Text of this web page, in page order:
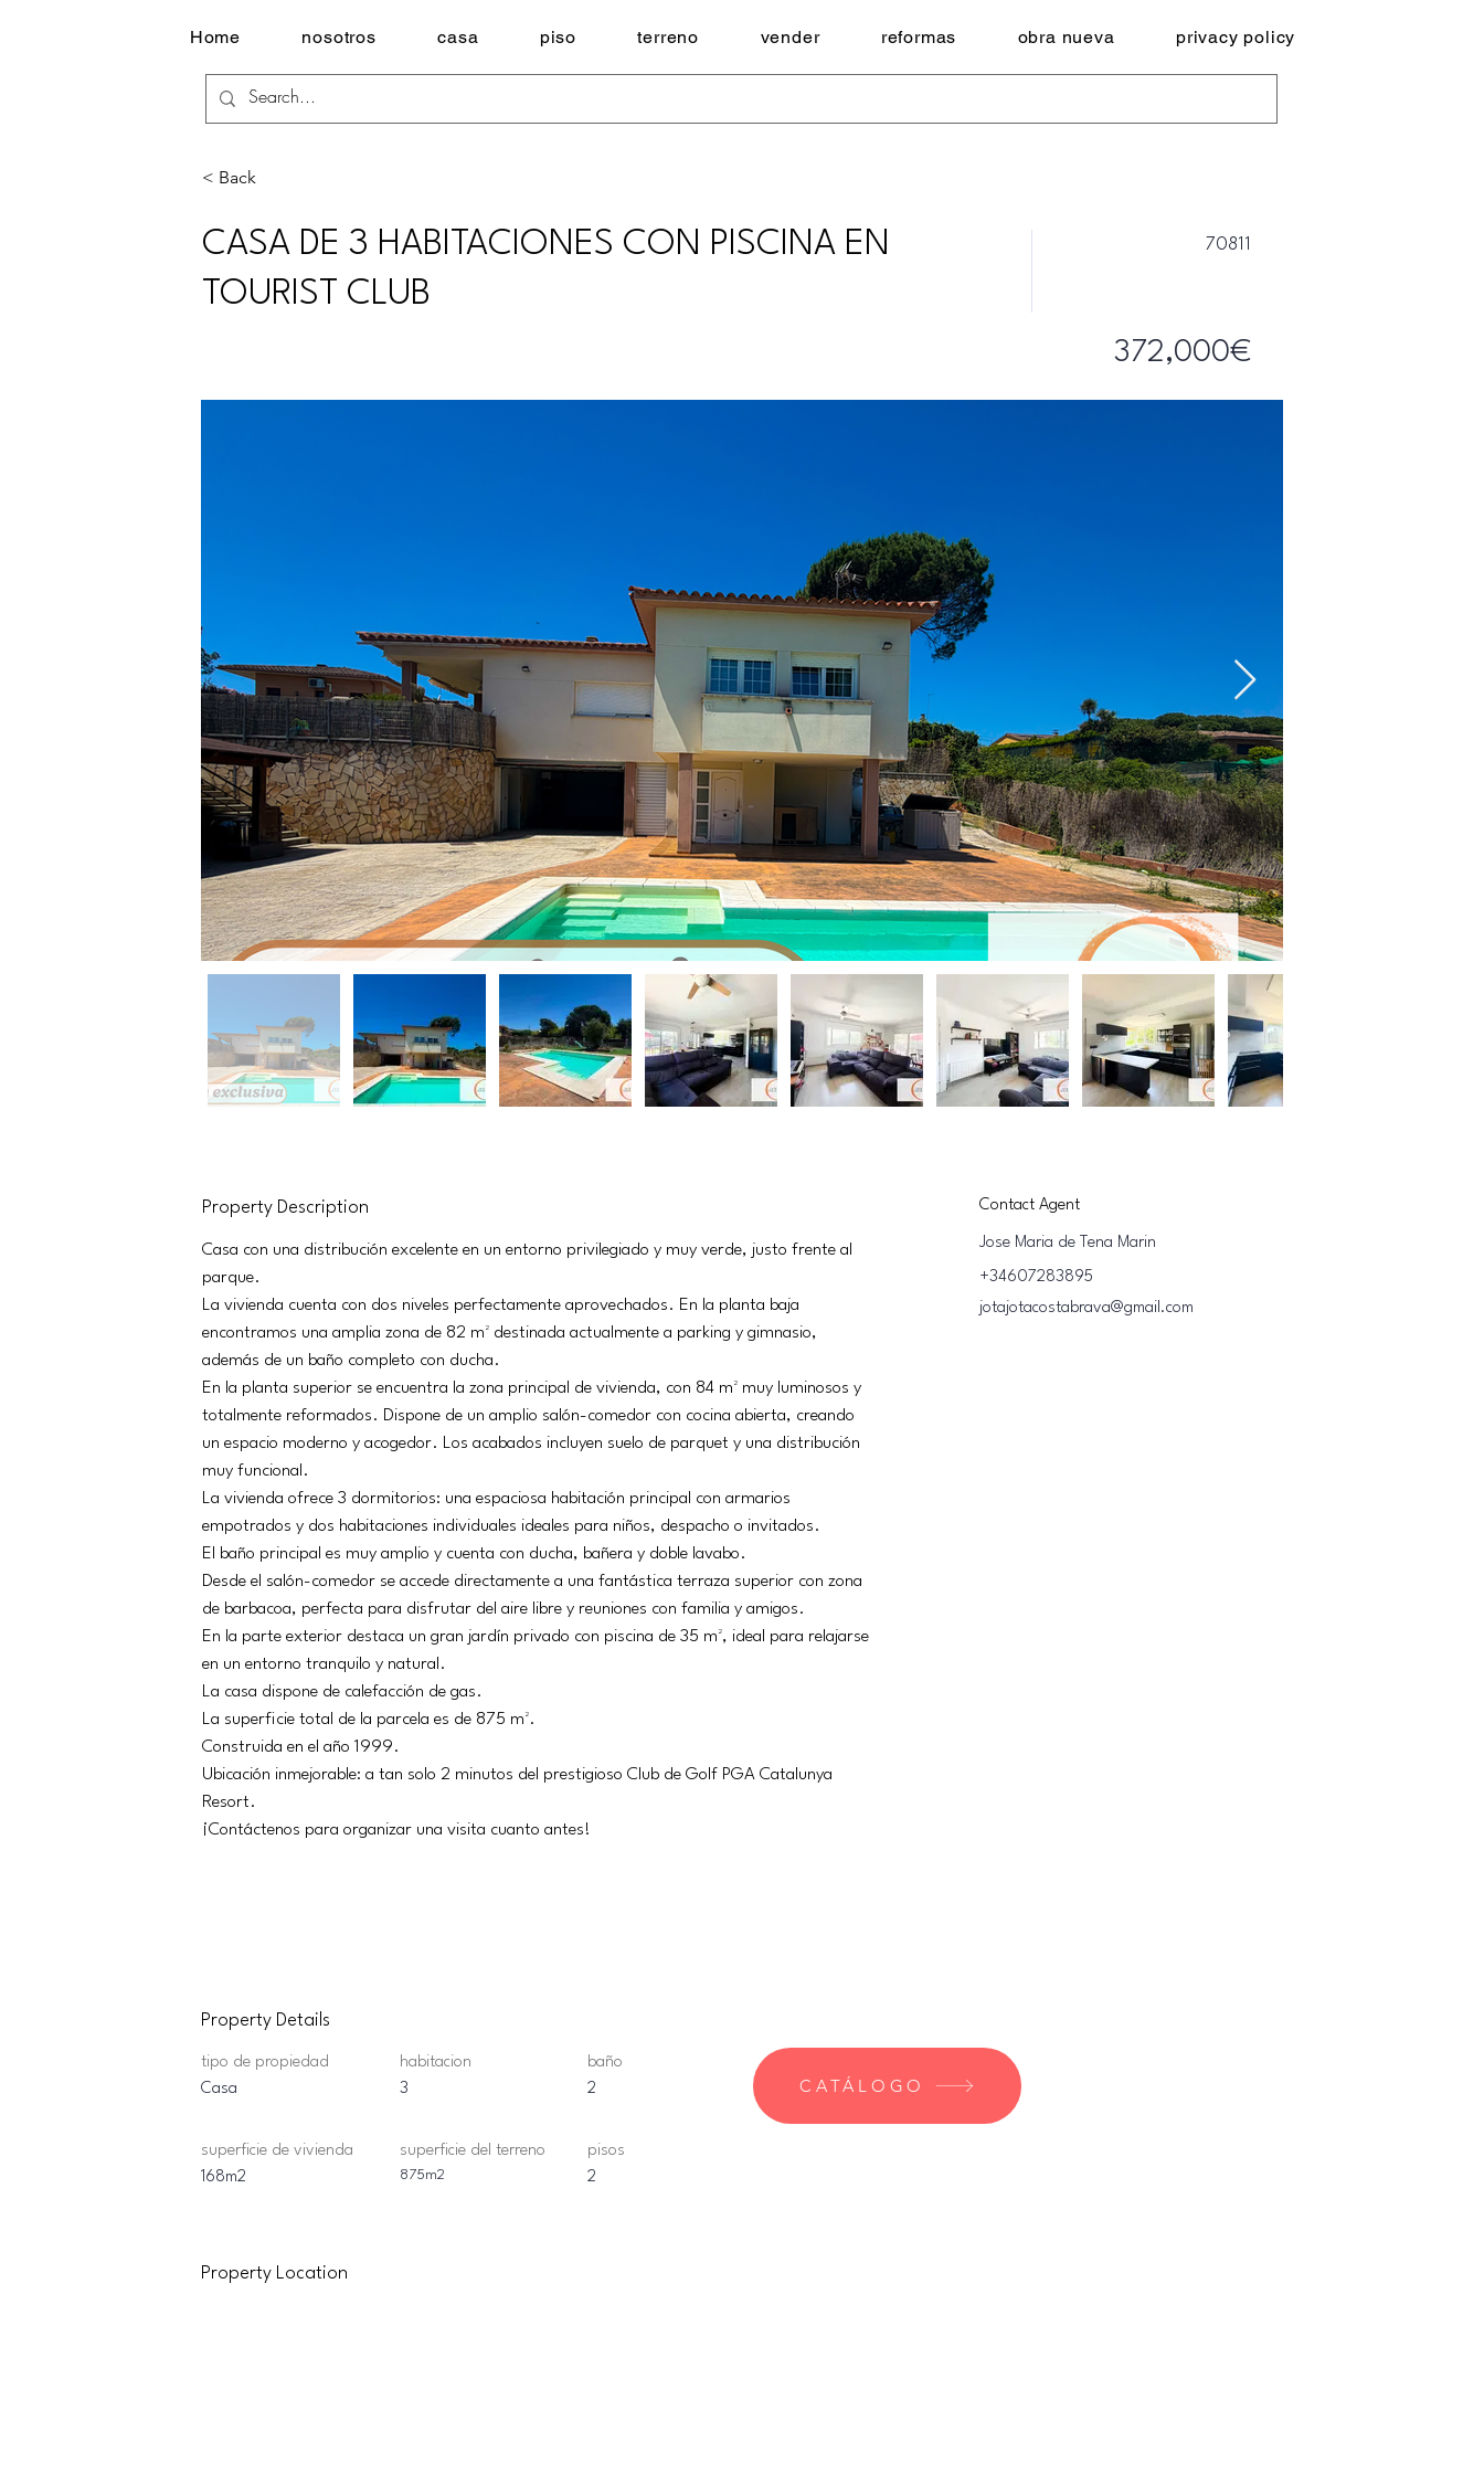
Home nosotros casa piso terreno vender reformas obra nueva privacy policy
< Back
CASA DE 3 HABITACIONES CON PISCINA EN
TOURIST CLUB
70811
372,000€
Property Description
Casa con una distribución excelente en un entorno privilegiado y muy verde, justo frente al
parque.
La vivienda cuenta con dos niveles perfectamente aprovechados. En la planta baja
encontramos una amplia zona de 82 m² destinada actualmente a parking y gimnasio,
además de un baño completo con ducha.
En la planta superior se encuentra la zona principal de vivienda, con 84 m² muy luminosos y
totalmente reformados. Dispone de un amplio salón-comedor con cocina abierta, creando
un espacio moderno y acogedor. Los acabados incluyen suelo de parquet y una distribución
muy funcional.
La vivienda ofrece 3 dormitorios: una espaciosa habitación principal con armarios
empotrados y dos habitaciones individuales ideales para niños, despacho o invitados.
El baño principal es muy amplio y cuenta con ducha, bañera y doble lavabo.
Desde el salón-comedor se accede directamente a una fantástica terraza superior con zona
de barbacoa, perfecta para disfrutar del aire libre y reuniones con familia y amigos.
En la parte exterior destaca un gran jardín privado con piscina de 35 m², ideal para relajarse
en un entorno tranquilo y natural.
La casa dispone de calefacción de gas.
La superficie total de la parcela es de 875 m².
Construida en el año 1999.
Ubicación inmejorable: a tan solo 2 minutos del prestigioso Club de Golf PGA Catalunya
Resort.
¡Contáctenos para organizar una visita cuanto antes!
Contact Agent
Jose Maria de Tena Marin
+34607283895
jotajotacostabrava@gmail.com
Property Details
tipo de propiedad
Casa
habitacion
3
baño
2
CATÁLOGO
superficie de vivienda
168m2
superficie del terreno
875m2
pisos
2
Property Location